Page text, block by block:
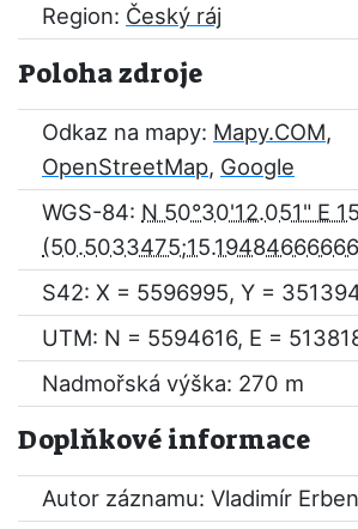
Region: Český ráj
Poloha zdroje
Odkaz na mapy: Mapy.COM,
OpenStreetMap, Google
WGS-84: N 50°30'12.051" E
S42: X = 5596995, Y =
UTM: N = 5594616, E =
Nadmořská výška: 270 m
Doplňkové informace
Autor záznamu: Vladimír Erben